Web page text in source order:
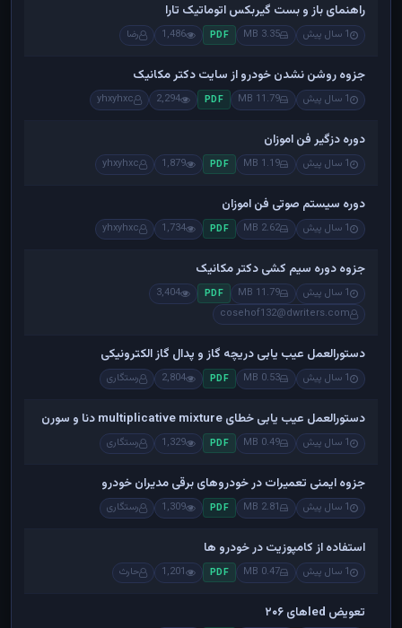
راهنمای باز و بست گیربکس اتوماتیک تارا
1 سال پیش 3.35 MB
PDF
1,486 رضا
جزوه روشن نشدن خودرو از سایت دکتر مکانیک
1 سال پیش 11.79 MB
PDF
2,294
yhxyhxc
دوره دزگیر فن اموزان
1 سال پیش 1.19 MB
PDF
1,879
yhxyhxc
دوره سیستم صوتی فن اموزان
1 سال پیش 2.62 MB
PDF
1,734
yhxyhxc
جزوه دوره سیم کشی دکتر مکانیک
1 سال پیش 11.79 MB
PDF
3,404
cosehof132@dwriters.com
دستورالعمل عیب یابی دریچه گاز و پدال گاز الکترونیکی
1 سال پیش 0.53 MB
PDF
2,804 رستگاری
دستورالعمل عیب یابی خطای multiplicative mixture دنا و سورن
1 سال پیش 0.49 MB
PDF
1,329 رستگاری
جزوه ایمنی تعمیرات در خودروهای برقی مدیران خودرو
1 سال پیش 2.81 MB
PDF
1,309 رستگاری
استفاده از کامپوزیت در خودرو ها
1 سال پیش 0.47 MB
PDF
1,201 حارث
تعویض ledهای ۲۰۶